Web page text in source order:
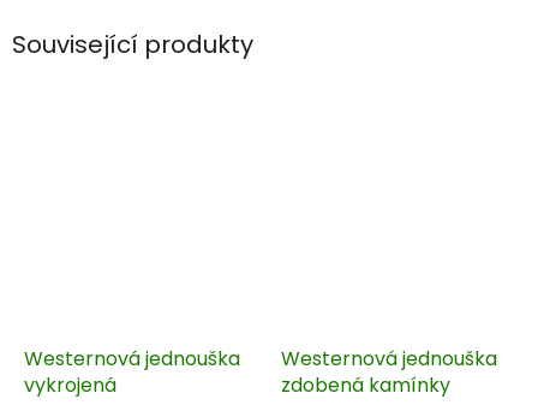
Související produkty
Westernová jednouška
vykrojená
Westernová jednouška
zdobená kamínky